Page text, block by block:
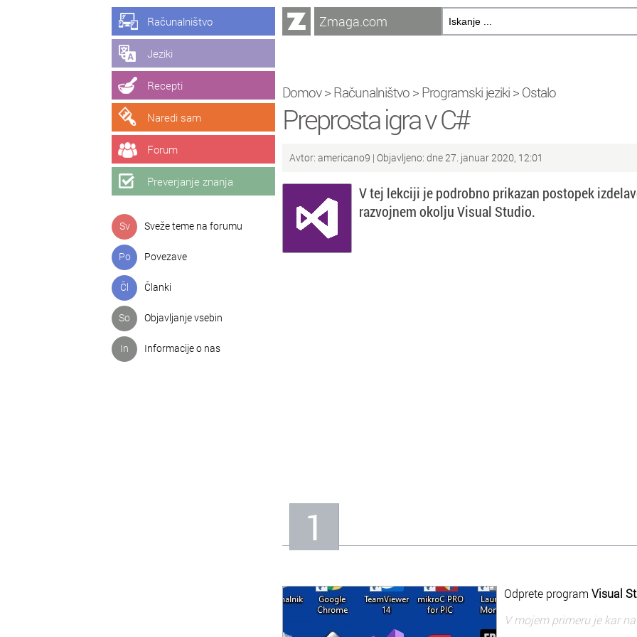
Računalništvo
Jeziki
Recepti
Naredi sam
Forum
Preverjanje znanja
Sv Sveže teme na forumu
Po Povezave
Čl Članki
So Objavljanje vsebin
In Informacije o nas
Zmaga.com
Domov> Računalništvo > Programski jeziki > Ostalo
Preprosta igra v C#
Avtor: americano9 | Objavljeno: dne 27. januar 2020, 12:01
V tej lekciji je podrobno prikazan postopek
razvojnem okolju Visual Studio.
1
Odprete program Visual
V mojem primeru je kar